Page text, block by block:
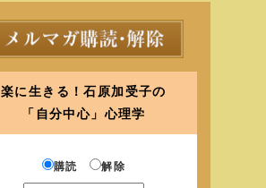
楽に生きる！石原加受子の
「自分中心」心理学
購読 解除